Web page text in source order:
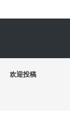
欢迎投稿